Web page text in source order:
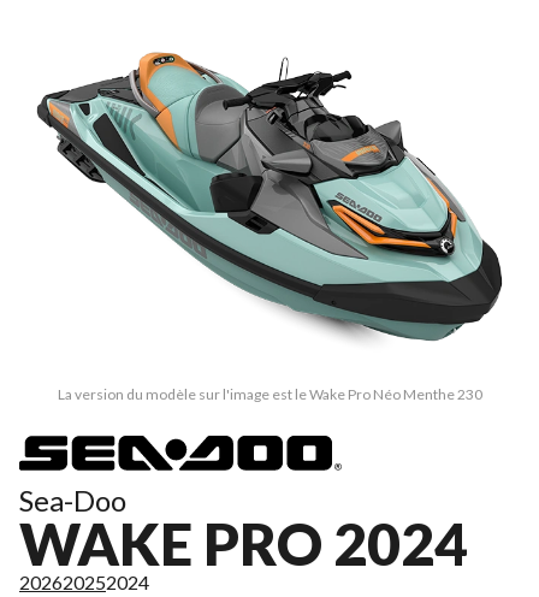
La version du modèle sur l'image est le Wake Pro Néo Menthe 230
Sea-Doo
WAKE PRO 2024
202620252024